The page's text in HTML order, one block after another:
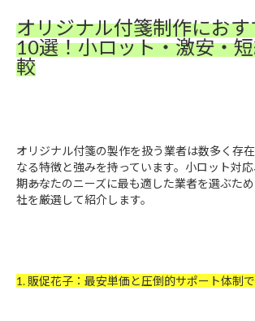
オリジナル付箋制作にお
10選！小ロット・激安・
較
オリジナル付箋の製作を扱う業者は数多く存
なる特徴と強みを持っています。小ロット対
期――あなたのニーズに最も適した業者を選ぶた
社を厳選して紹介します。
1. 販促花子：最安単価と圧倒的サポート体制